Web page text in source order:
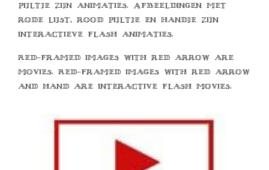
pijltje zijn animaties. Afbeeldingen met
rode lijst, rood pijltje en handje zijn
interactieve flash animaties.
Red-framed images with red arrow are
movies. Red-framed images with red arrow
and hand are interactive flash movies.